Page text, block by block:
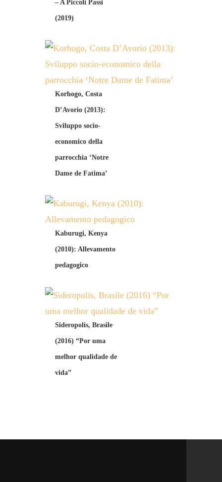
– A Piccoli Passi
(2019)
Korhogo, Costa
D’Avorio (2013):
Sviluppo socio-
economico della
parrocchia ‘Notre
Dame de Fatima’
Kaburugi, Kenya
(2010): Allevamento
pedagogico
Sideropolis, Brasile
(2016) “Por uma
melhor qualidade de
vida”